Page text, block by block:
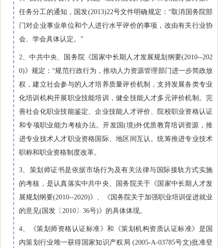
任务分工的通知，国发(2013)22号文件明确规定：“取消国务院部
门对企业事业单位和个人进行水平评价的事项，改由有关行业协
会、学会具体认定。”
2、中共中央、国务院《国家中长期人才发展规划纲要(2010--202
0)》规定：“规范行政行为，推动人力资源管理部门进一步简政放
权，建立社会参与的人才培养质量评价机制，支持发展各类专业
化培训机构开展职业技能培训，健全技能人才多元评价机制。完
善社会化职业技能鉴定、企业技能人才评价、院校职业资格认证
和专项职业能力考核办法。开发国(境)外优质教育培训资源，推
进专业技术人才职业资格国际、地区间互认。统筹推进专业技术
职称和职业资格制度改革。
3、策划师证书是依据市场行为及有关法律与国际接轨方式实施
的考核，是认真落实中共中央、国务院关于《国家中长期人才发
展规划纲要(2010--2020)》、《国务院关于加强职业培训促进就业
的意见(国发〔2010〕36号)》的具体体现。
4、《策划师资格认证标准》和《策划机构资质认证标准》是国
内策划行业唯一获得国家知识产权局 (2005-A-03785号文)批准登